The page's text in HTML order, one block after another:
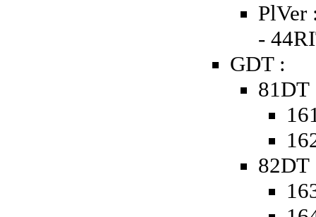
PlVer
-
GDT :
81DT
82DT